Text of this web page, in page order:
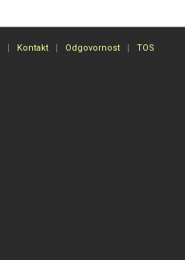
Kontakt Odgovornost TOS